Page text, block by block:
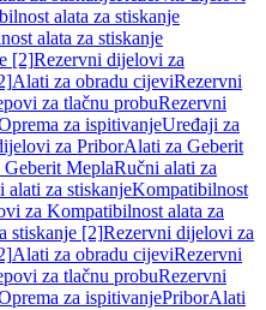
alata za stiskanje
alata za stiskanje
[2]Rezervni dijelovi za
Alati za obradu cijeviRezervni
za tlačnu probuRezervni
za ispitivanjeUređaji za
za PriborAlati za Geberit
MeplaRučni alati za
za stiskanjeKompatibilnost
za Kompatibilnost alata za
stiskanje [2]Rezervni dijelovi za
Alati za obradu cijeviRezervni
za tlačnu probuRezervni
za ispitivanjePriborAlati